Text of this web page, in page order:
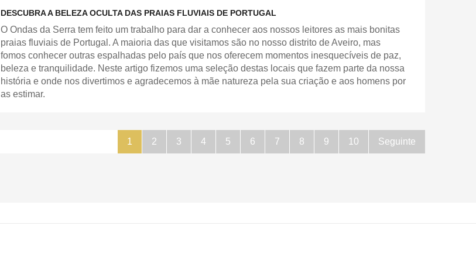
DESCUBRA A BELEZA OCULTA DAS PRAIAS FLUVIAIS DE PORTUGAL
O Ondas da Serra tem feito um trabalho para dar a conhecer aos nossos leitores as mais bonitas
praias fluviais de Portugal. A maioria das que visitamos são no nosso distrito de Aveiro, mas
fomos conhecer outras espalhadas pelo país que nos oferecem momentos inesquecíveis de paz,
beleza e tranquilidade. Neste artigo fizemos uma seleção destas locais que fazem parte da nossa
história e onde nos divertimos e agradecemos à mãe natureza pela sua criação e aos homens por
as estimar.
1 2 3 4 5 6 7 8 9 10 Seguinte